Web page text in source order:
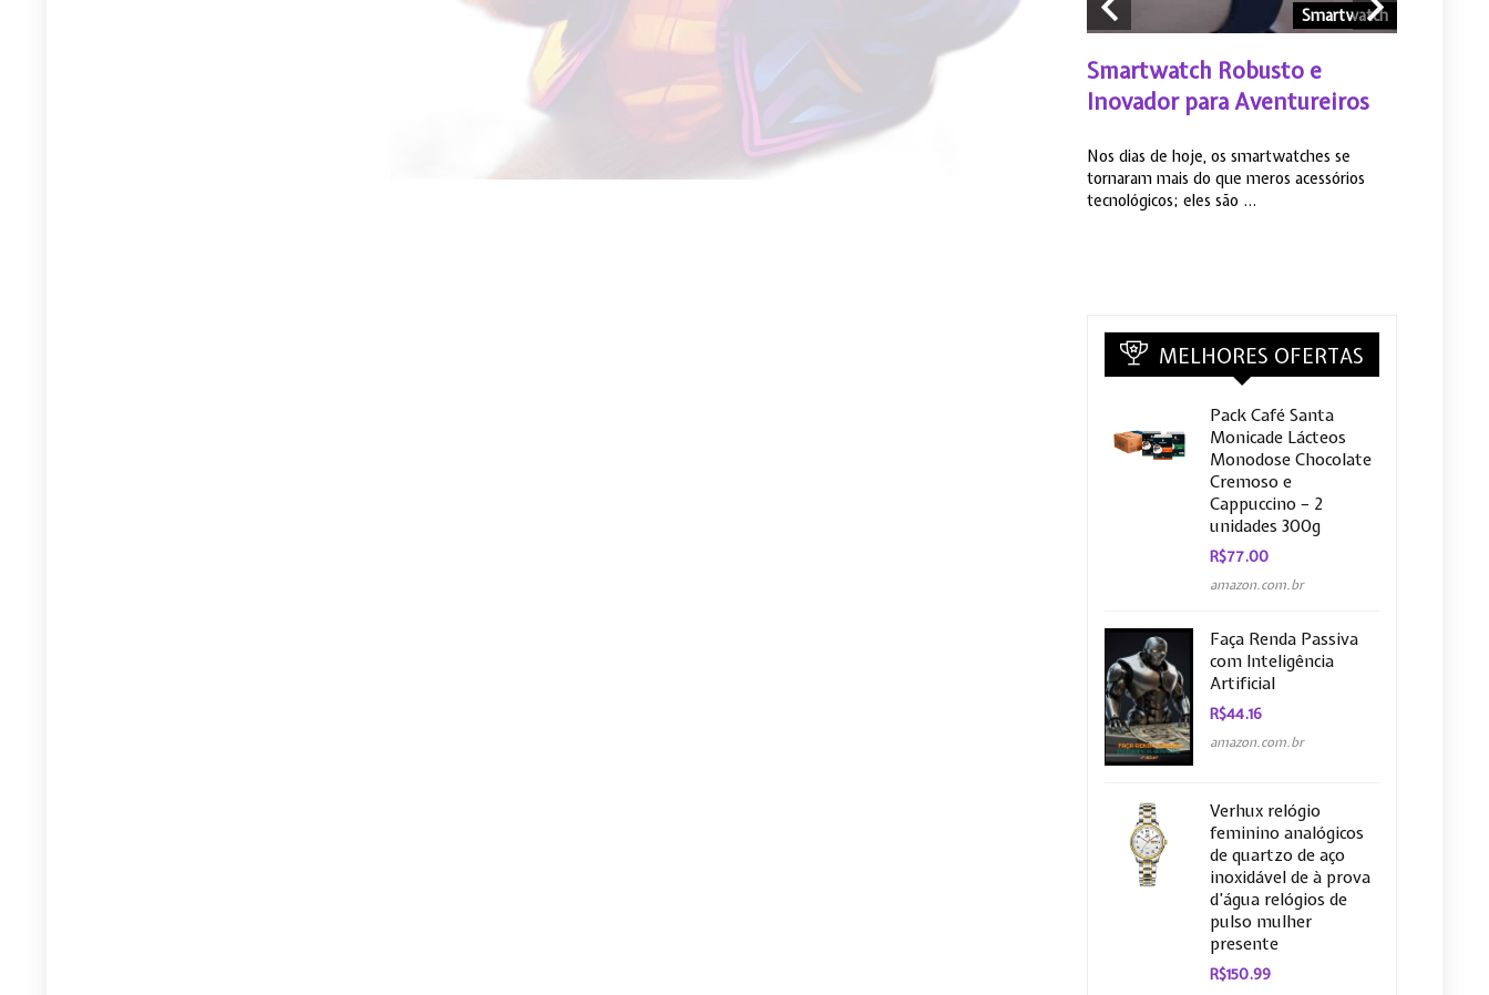
Fones de ouvido
Como escolher e comprar
Fones de Ouvido Bluetooth
Comprar fones de ouvido Bluetooth pode
Smartwatch
Smartwatch Robusto e
Inovador para Aventureiros
Nos dias de hoje, os smartwatches se
tornaram mais do que meros acessórios
tecnológicos; eles são ...
MELHORES OFERTAS
Pack Café Santa
Monicade Lácteos
Monodose Chocolate
Cremoso e
Cappuccino – 2
unidades 300g
R$77.00
amazon.com.br
Faça Renda Passiva
com Inteligência
Artificial
R$44.16
amazon.com.br
Verhux relógio
feminino analógicos
de quartzo de aço
inoxidável de à prova
d’água relógios de
pulso mulher
presente
R$150.99